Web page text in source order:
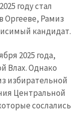
году стал
Оргееве, Рамиз
кандидат.
2025 года,
Влах. Однако
избирательной
Центральной
сослались